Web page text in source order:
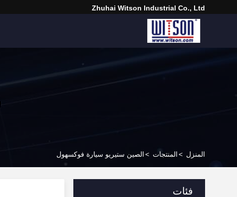
Zhuhai Witson Industrial Co., Ltd
المنزل >المنتجات >الصين ستيريو سيارة فوكسهول
فئات